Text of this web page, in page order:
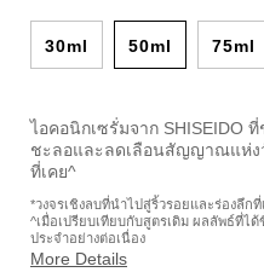
10122390201.html
30ml 50ml 75ml
ไอคอนิกเซรั่มจาก SHISEIDO
ชะลอและลดเลือนสัญญาณแห่ง
ที่เคย^
*วงจรเชิงลบที่นำไปสู่ริ้วรอยและร่องลึก
^เมื่อเปรียบเทียบกับสูตรเดิม ผลลัพธ์ที่ไ
ประจำอย่างต่อเนื่อง
More Details